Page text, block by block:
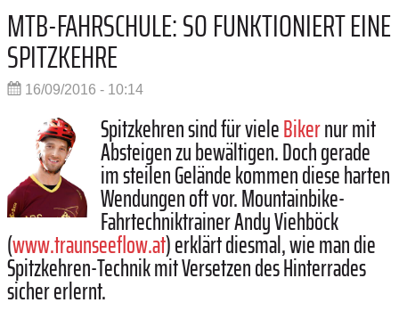
MTB-FAHRSCHULE: SO FUNKTIONIERT EINE
SPITZKEHRE
16/09/2016 - 10:14
Spitzkehren sind für vieleBikernur mit
Absteigen zu bewältigen. Doch gerade
im steilen Gelände kommen diese harten
Wendungen oft vor. Mountainbike-
Fahrtechniktrainer Andy Viehböck
(www.traunseeflow.at) erklärt diesmal, wie man die
Spitzkehren-Technik mit Versetzen des Hinterrades
sicher erlernt.